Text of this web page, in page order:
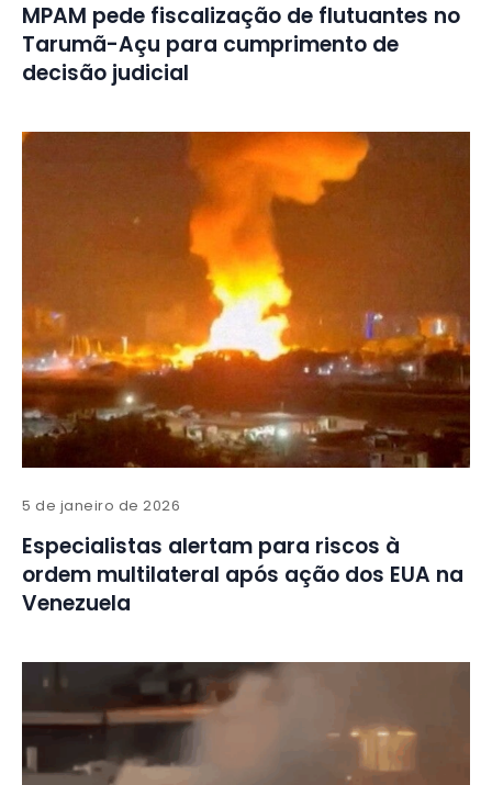
MPAM pede fiscalização de flutuantes no
Tarumã-Açu para cumprimento de
decisão judicial
5 de janeiro de 2026
Especialistas alertam para riscos à
ordem multilateral após ação dos EUA na
Venezuela